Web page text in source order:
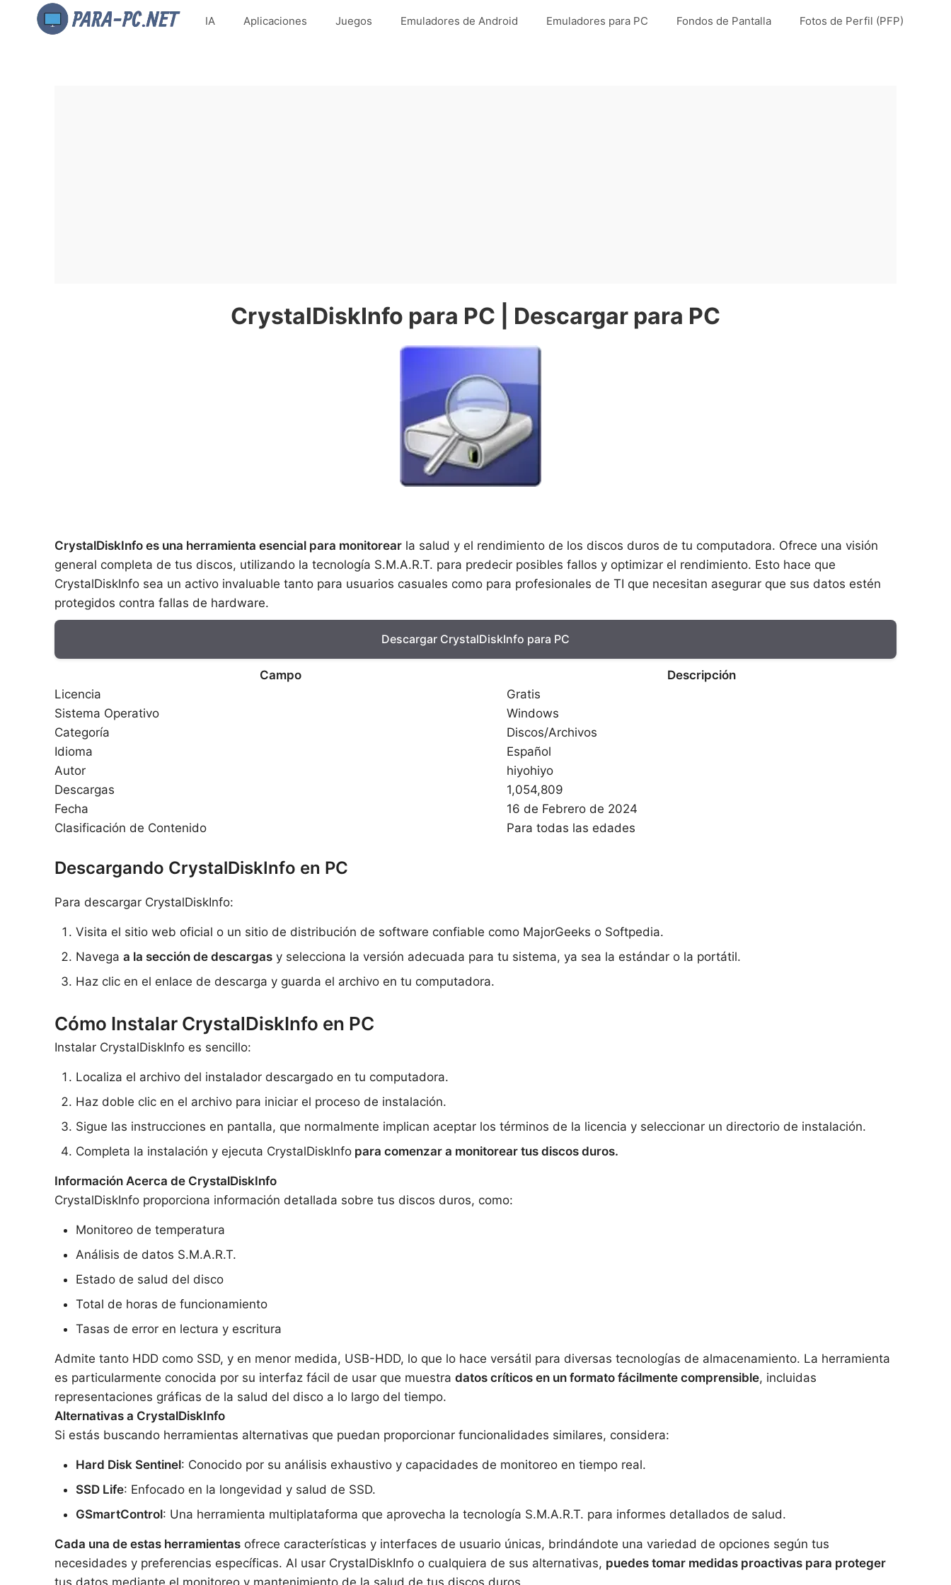
IA Aplicaciones Juegos Emuladores de Android Emuladores para PC Fondos de Pantalla Fotos de Perfil (PFP)
CrystalDiskInfo para PC | Descargar para PC
CrystalDiskInfo es una herramienta esencial para monitorear la salud y el rendimiento de los discos duros de tu computadora. Ofrece una visión
general completa de tus discos, utilizando la tecnología S.M.A.R.T. para predecir posibles fallos y optimizar el rendimiento. Esto hace que
CrystalDiskInfo sea un activo invaluable tanto para usuarios casuales como para profesionales de TI que necesitan asegurar que sus datos estén
protegidos contra fallas de hardware.
Descargar CrystalDiskInfo para PC
Campo
Descripción
Licencia
Gratis
Sistema Operativo
Windows
Categoría
Discos/Archivos
Idioma
Español
Autor
hiyohiyo
Descargas
1,054,809
Fecha
16 de Febrero de 2024
Clasificación de Contenido
Para todas las edades
Descargando CrystalDiskInfo en PC
Para descargar CrystalDiskInfo:
Visita el sitio web oficial o un sitio de distribución de software confiable como MajorGeeks o Softpedia.
Navega a la sección de descargas y selecciona la versión adecuada para tu sistema, ya sea la estándar o la portátil.
Haz clic en el enlace de descarga y guarda el archivo en tu computadora.
Cómo Instalar CrystalDiskInfo en PC
Instalar CrystalDiskInfo es sencillo:
Localiza el archivo del instalador descargado en tu computadora.
Haz doble clic en el archivo para iniciar el proceso de instalación.
Sigue las instrucciones en pantalla, que normalmente implican aceptar los términos de la licencia y seleccionar un directorio de instalación.
Completa la instalación y ejecuta CrystalDiskInfo para comenzar a monitorear tus discos duros.
Información Acerca de CrystalDiskInfo
CrystalDiskInfo proporciona información detallada sobre tus discos duros, como:
Monitoreo de temperatura
Análisis de datos S.M.A.R.T.
Estado de salud del disco
Total de horas de funcionamiento
Tasas de error en lectura y escritura
Admite tanto HDD como SSD, y en menor medida, USB-HDD, lo que lo hace versátil para diversas tecnologías de almacenamiento. La herramienta
es particularmente conocida por su interfaz fácil de usar que muestra datos críticos en un formato fácilmente comprensible, incluidas
representaciones gráficas de la salud del disco a lo largo del tiempo.
Alternativas a CrystalDiskInfo
Si estás buscando herramientas alternativas que puedan proporcionar funcionalidades similares, considera:
Hard Disk Sentinel: Conocido por su análisis exhaustivo y capacidades de monitoreo en tiempo real.
SSD Life: Enfocado en la longevidad y salud de SSD.
GSmartControl: Una herramienta multiplataforma que aprovecha la tecnología S.M.A.R.T. para informes detallados de salud.
Cada una de estas herramientas ofrece características y interfaces de usuario únicas, brindándote una variedad de opciones según tus
necesidades y preferencias específicas. Al usar CrystalDiskInfo o cualquiera de sus alternativas, puedes tomar medidas proactivas para proteger
tus datos mediante el monitoreo y mantenimiento de la salud de tus discos duros.